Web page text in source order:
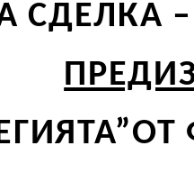
СДЕЛКА